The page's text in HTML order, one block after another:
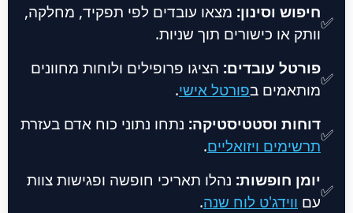
✅
חיפוש וסינון: מצאו עובדים לפי תפקיד, מחלקה,
וותק או כישורים תוך שניות.
✅
פורטל עובדים: הציגו פרופילים ולוחות מחוונים
מותאמים בפורטל אישי.
✅
דוחות וסטטיסטיקה: נתחו נתוני כוח אדם בעזרת
תרשימים ויזואליים.
✅
יומן חופשות: נהלו תאריכי חופשה ופגישות צוות
עם ווידג'ט לוח שנה.